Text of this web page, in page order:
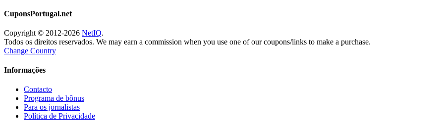
CuponsPortugal.net
Copyright © 2012-2026 NetIQ.
Todos os direitos reservados. We may earn a commission when you use one of our coupons/links to make a purchase.
Change Country
Informações
Contacto
Programa de bônus
Para os jornalistas
Política de Privacidade